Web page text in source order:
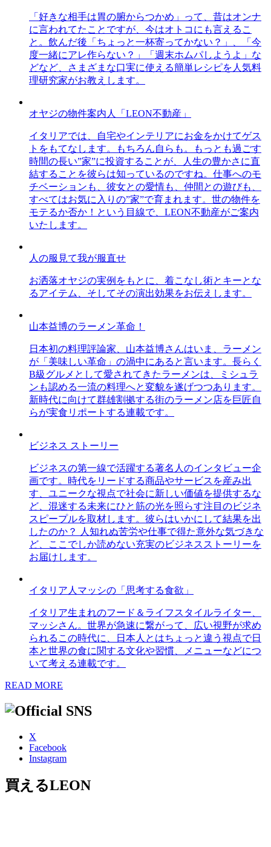
「好きな相手は胃の腑からつかめ」って、昔はオンナ
に言われてたことですが、今はオトコにも言えるこ
と。飲んだ後「ちょっと一杯寄ってかない？」、「今
度一緒にアレ作らない？」「週末ホムパしようよ」な
どなど、さまざまな口実に使える簡単レシピを人気料
理研究家がお教えします。
オヤジの物件案内人「LEON不動産」
イタリアでは、自宅やインテリアにお金をかけてゲス
トをもてなします。もちろん自らも。もっとも過ごす
時間の長い”家”に投資することが、人生の豊かさに直
結することを彼らは知っているのですね。仕事へのモ
チベーションも、彼女との愛情も、仲間との遊びも、
すべてはお気に入りの”家”で育まれます。世の物件を
モテるか否か！という目線で、LEON不動産がご案内
いたします。
人の服見て我が服直せ
お洒落オヤジの実例をもとに、着こなし術とキーとな
るアイテム、そしてその演出効果をお伝えします。
山本益博のラーメン革命！
日本初の料理評論家、山本益博さんはいま、ラーメン
が「美味しい革命」の渦中にあると言います。長らく
B級グルメとして愛されてきたラーメンは、ミシュラ
ンも認める一流の料理へと変貌を遂げつつあります。
新時代に向けて群雄割拠する街のラーメン店を巨匠自
らが実食リポートする連載です。
ビジネス ストーリー
ビジネスの第一線で活躍する著名人のインタビュー企
画です。時代をリードする商品やサービスを産み出
す、ユニークな視点で社会に新しい価値を提供するな
ど、混迷する未来にひと筋の光を照らす注目のビジネ
スピープルを取材します。彼らはいかにして結果を出
したのか？ 人知れぬ苦労や仕事で得た意外な気づきな
ど、ここでしか読めない充実のビジネスストーリーを
お届けします。
イタリア人マッシの「思考する食欲」
イタリア生まれのフード＆ライフスタイルライター、
マッシさん。世界が急速に繋がって、広い視野が求め
られるこの時代に、日本人とはちょっと違う視点で日
本と世界の食に関する文化や習慣、メニューなどにつ
いて考える連載です。
READ MORE
X
Facebook
Instagram
買えるLEON